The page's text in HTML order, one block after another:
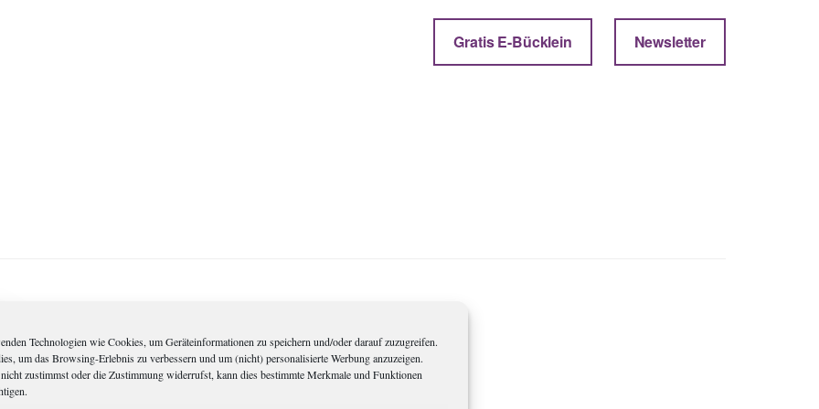
Technologien wie Cookies, um Geräteinformationen zu speichern und/oder darauf zuzugreifen.
um das Browsing-Erlebnis zu verbessern und um (nicht) personalisierte Werbung anzuzeigen.
zustimmst oder die Zustimmung widerrufst, kann dies bestimmte Merkmale und Funktionen
Gratis E-Bücklein Newsletter